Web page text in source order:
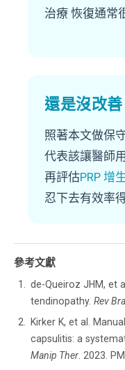
治療 恢復通常
還是沒改
照著本文做保
代表該讓醫師
再評估PRP 增
忍下去有效率
參考文獻
de-Queiroz JHM, et
tendinopathy.Rev
Kirker K, et al.
capsulitis: a
Manip Ther . 2023.